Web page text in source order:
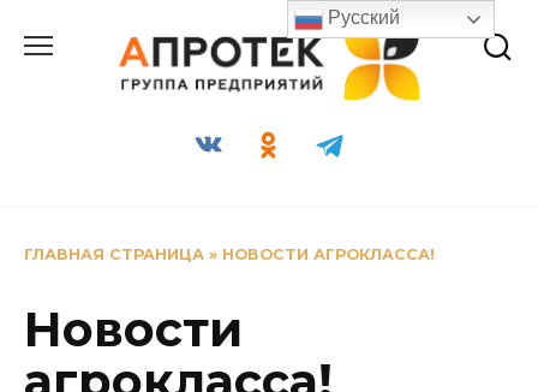
содержанию
ГЛАВНАЯ СТРАНИЦА » НОВОСТИ АГРОКЛАССА!
Новости
Русский